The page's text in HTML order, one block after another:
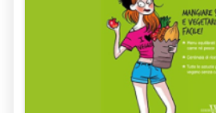
MASSAGGIO ORTHO-BIONOMY:
CONTROINDICAZIONI
AUTOMASSAGGIO: TECNICA,
BENEFICI E CONTROINDICAZIONI
VITALOGIA: TECNICA, BENEFICI E